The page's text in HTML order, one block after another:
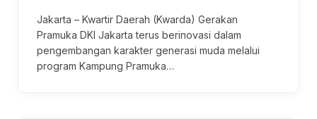
Jakarta – Kwartir Daerah (Kwarda) Gerakan
Pramuka DKI Jakarta terus berinovasi dalam
pengembangan karakter generasi muda melalui
program Kampung Pramuka…